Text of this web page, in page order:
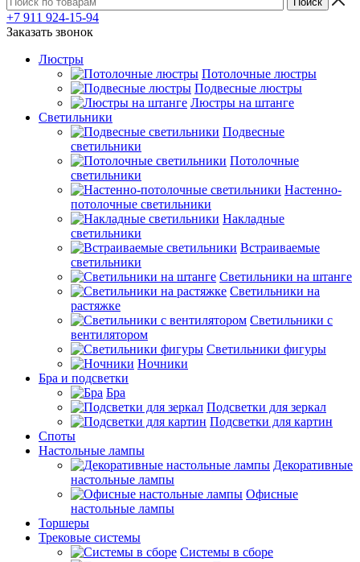
+7 911 924-15-94
Заказать звонок
Люстры
Потолочные люстры
Подвесные люстры
Люстры на штанге
Светильники
Подвесные
светильники
Потолочные
светильники
Настенно-
потолочные светильники
Накладные
светильники
Встраиваемые
светильники
Светильники на штанге
Светильники на
растяжке
Светильники с
вентилятором
Светильники фигуры
Ночники
Бра и подсветки
Бра
Подсветки для зеркал
Подсветки для картин
Споты
Настольные лампы
Декоративные
настольные лампы
Офисные
настольные лампы
Торшеры
Трековые системы
Системы в сборе